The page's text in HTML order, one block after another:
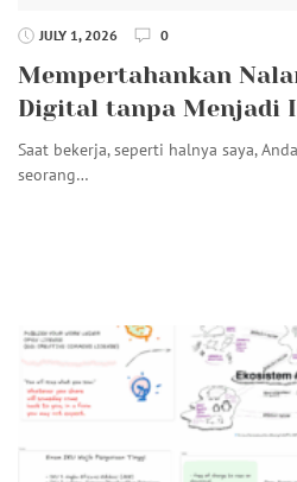
JULY 1, 2026 0
Mempertahankan
Digital tanpa Menjadi
Saat bekerja, seperti halnya saya,
seorang…